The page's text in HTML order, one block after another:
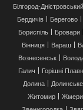
Білгород-Дністровський
Бердичів
Берегово
Бориспіль
Бровари
Вінниця
Вараш
Вознесенськ
Галич
Горішні
Долина
Долинське
Житомир